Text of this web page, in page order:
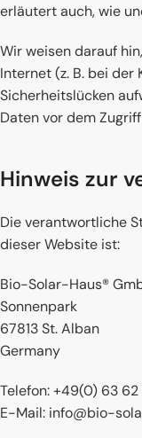
erläutert auch, wie
Wir weisen darauf
Internet (z. B. bei
Sicherheitslücken
Daten vor dem
Hinweis zur
Die verantwortliche
dieser Website ist:
Bio-Solar-Haus®
Sonnenpark
67813 St. Alban
Germany
Telefon: +49(0) 63
E-Mail: info@bio-